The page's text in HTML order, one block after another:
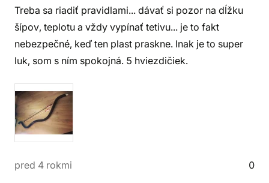
Treba sa riadiť pravidlami... dávať si pozor na dĺžku
šípov, teplotu a vždy vypínať tetivu... je to fakt
nebezpečné, keď ten plast praskne. Inak je to super
luk, som s ním spokojná. 5 hviezdičiek.
pred 4 rokmi 0